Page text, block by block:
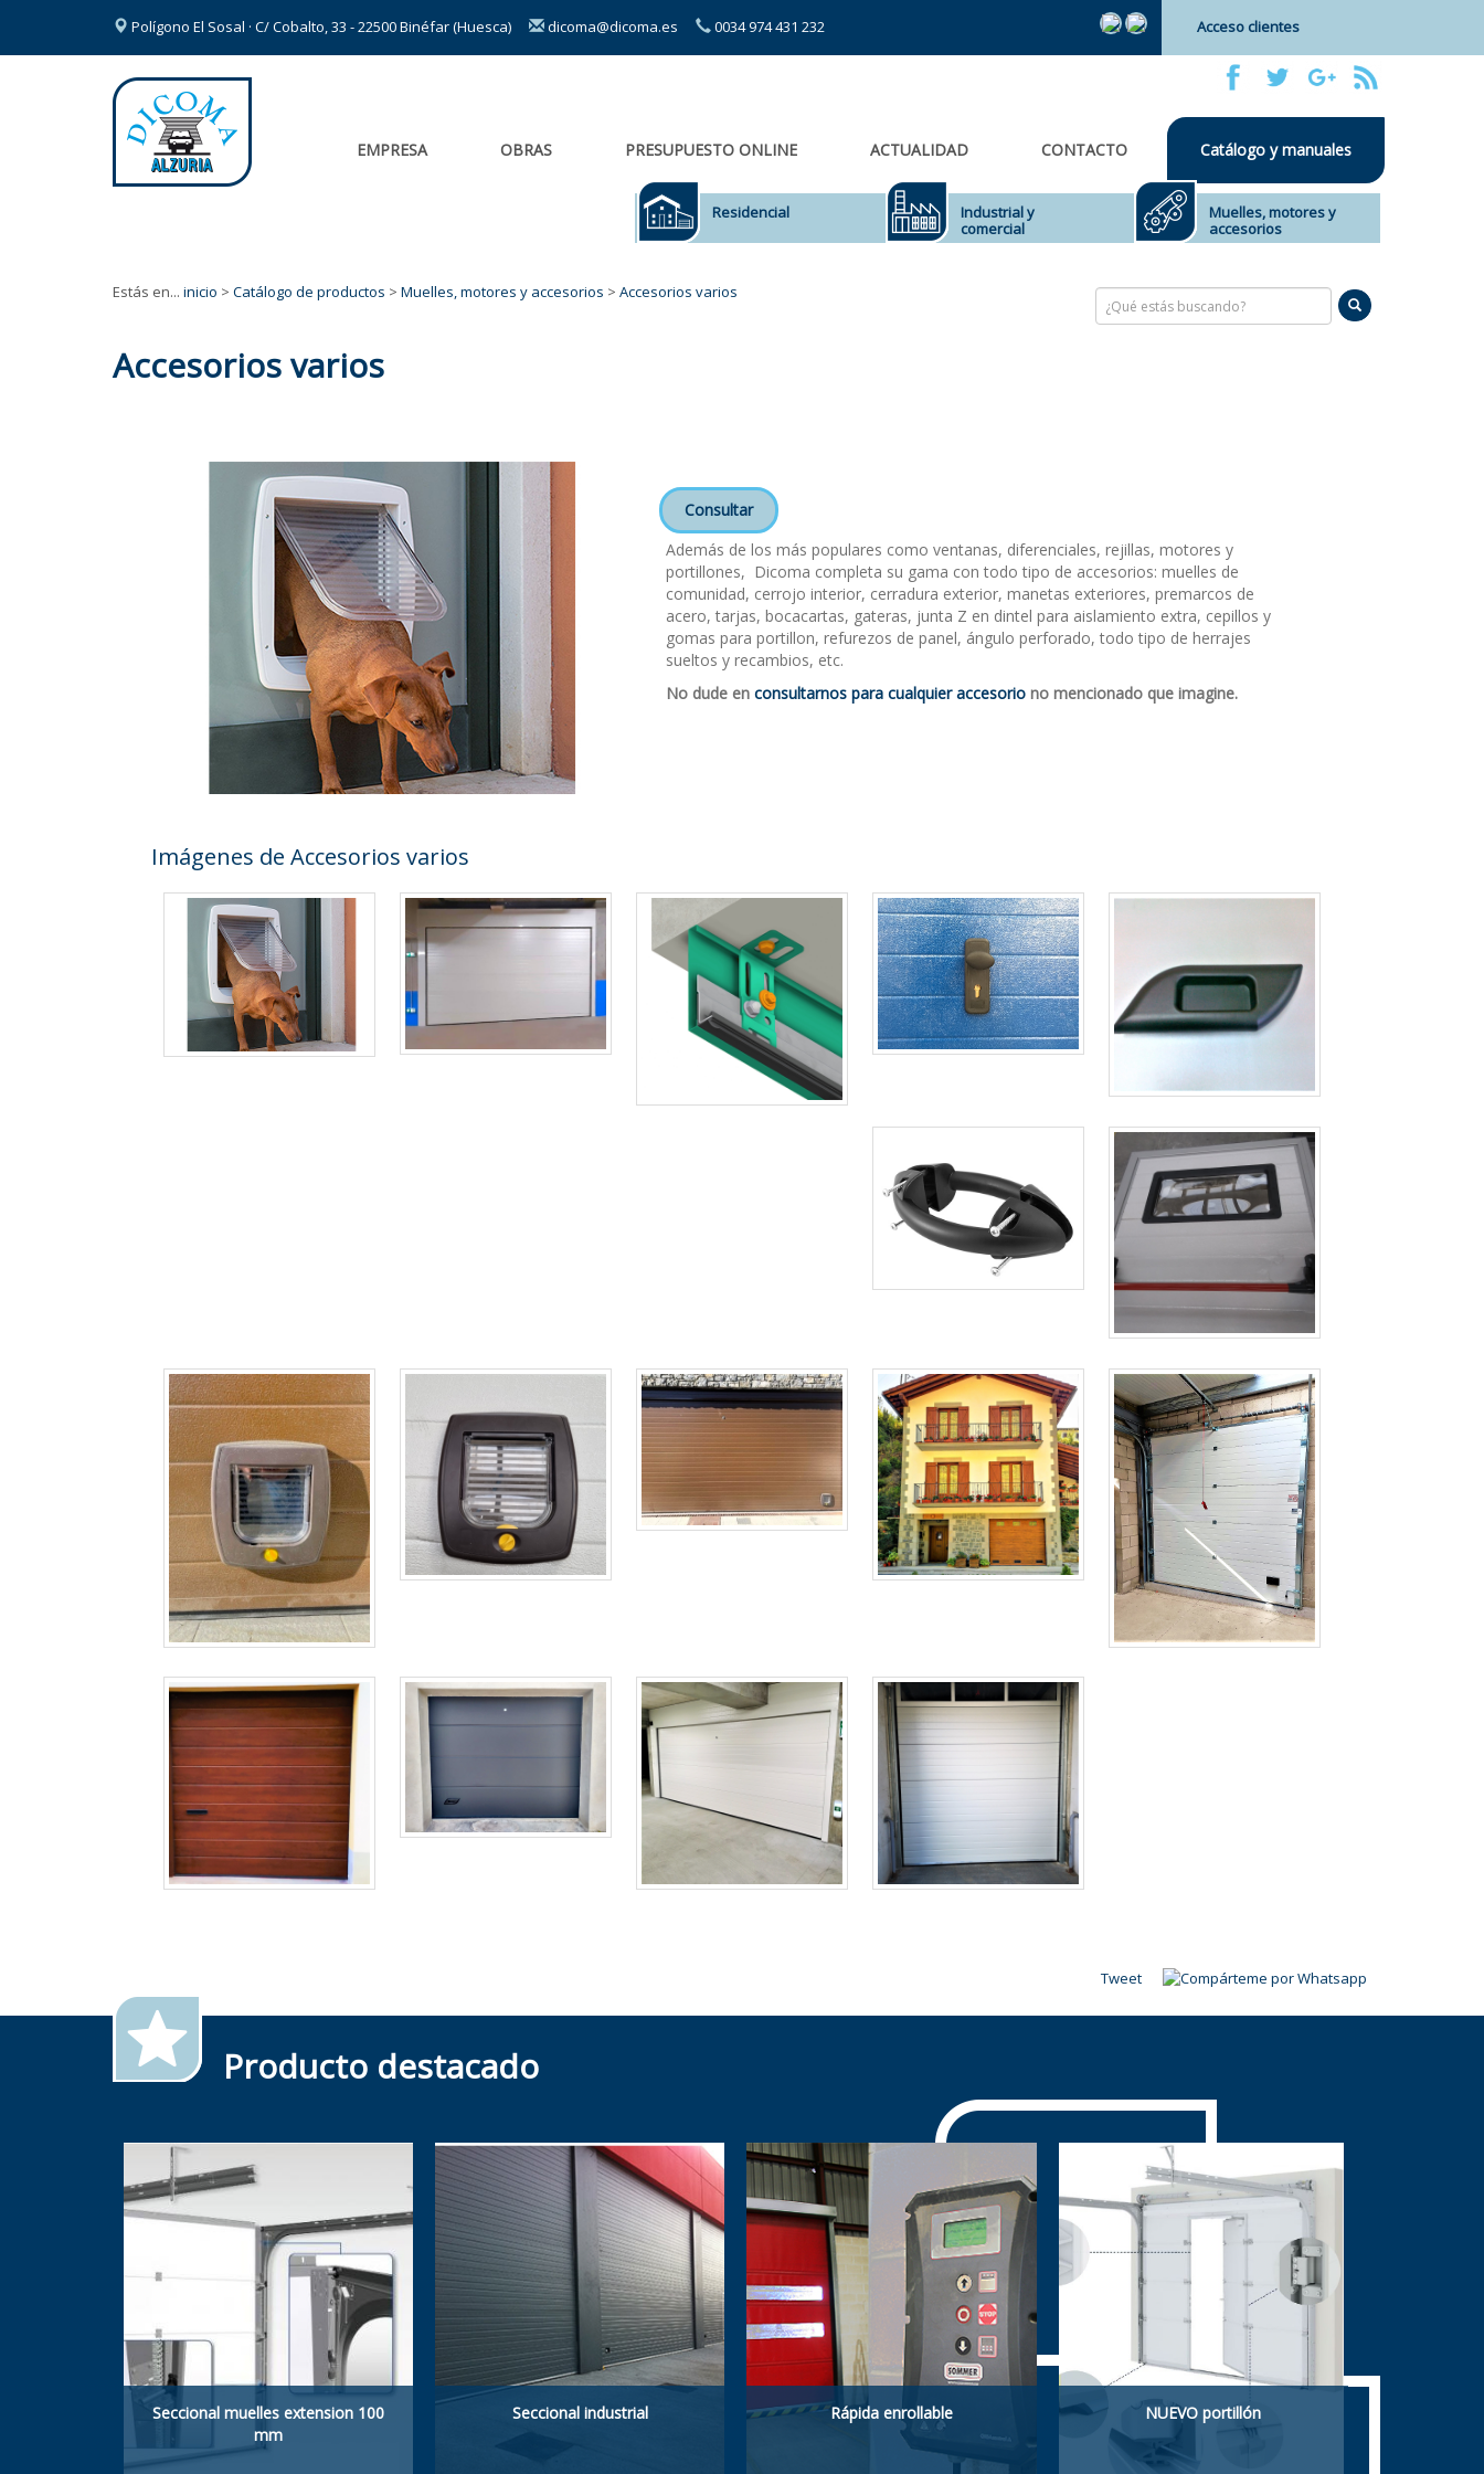
Polígono El Sosal · C/ Cobalto, 33 - 22500 Binéfar (Huesca) dicoma@dicoma.es 0034 974 431 232 Acceso clientes
EMPRESA OBRAS PRESUPUESTO ONLINE ACTUALIDAD CONTACTO Catálogo y manuales
Residencial
Industrial y
comercial
Muelles, motores y
accesorios
Estás en... inicio > Catálogo de productos > Muelles, motores y accesorios > Accesorios varios
Accesorios varios
Consultar
Además de los más populares como ventanas, diferenciales, rejillas, motores y
portillones, Dicoma completa su gama con todo tipo de accesorios: muelles de
comunidad, cerrojo interior, cerradura exterior, manetas exteriores, premarcos de
acero, tarjas, bocacartas, gateras, junta Z en dintel para aislamiento extra, cepillos y
gomas para portillon, refurezos de panel, ángulo perforado, todo tipo de herrajes
sueltos y recambios, etc.
No dude en consultarnos para cualquier accesorio no mencionado que imagine.
Imágenes de Accesorios varios
Tweet
Producto destacado
Seccional muelles extension 100
mm
Seccional industrial Rápida enrollable NUEVO portillón